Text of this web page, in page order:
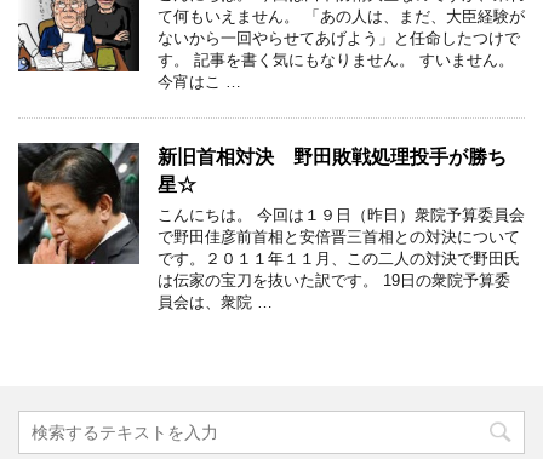
て何もいえません。 「あの人は、まだ、大臣経験が
ないから一回やらせてあげよう」と任命したつけで
す。 記事を書く気にもなりません。 すいません。
今宵はこ …
新旧首相対決 野田敗戦処理投手が勝ち
星☆
こんにちは。 今回は１９日（昨日）衆院予算委員会
で野田佳彦前首相と安倍晋三首相との対決について
です。２０１１年１１月、この二人の対決で野田氏
は伝家の宝刀を抜いた訳です。 19日の衆院予算委
員会は、衆院 …